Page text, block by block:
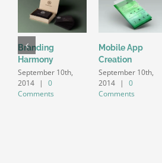
Branding
Harmony
September 10th,
2014
|
0
Comments
Mobile App
Creation
September 10th,
2014
|
0
Comments